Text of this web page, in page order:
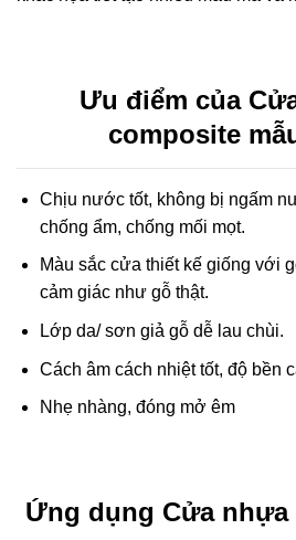
Ưu điểm của
composite
Chịu nước tốt, không bị ngấm
chống ẩm, chống mối mọt.
Màu sắc cửa thiết kế giống với
cảm giác như gỗ thật.
Lớp da/ sơn giả gỗ dễ lau chùi.
Cách âm cách nhiệt tốt, độ bền
Nhẹ nhàng, đóng mở êm
Ứng dụng Cửa